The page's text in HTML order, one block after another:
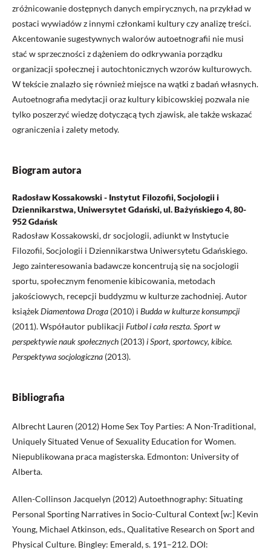
zróżnicowanie dostępnych danych empirycznych, na przykład w
postaci wywiadów z innymi członkami kultury czy analizę treści.
Akcentowanie sugestywnych walorów autoetnografii nie musi
stać w sprzeczności z dążeniem do odkrywania porządku
organizacji społecznej i autochtonicznych wzorów kulturowych.
W tekście znalazło się również miejsce na wątki z badań własnych.
Autoetnografia medytacji oraz kultury kibicowskiej pozwala nie
tylko poszerzyć wiedzę dotyczącą tych zjawisk, ale także wskazać
ograniczenia i zalety metody.
Biogram autora
Radosław Kossakowski - Instytut Filozofii, Socjologii i
Dziennikarstwa, Uniwersytet Gdański, ul. Bażyńskiego 4, 80-
952 Gdańsk
Radosław Kossakowski, dr socjologii, adiunkt w Instytucie
Filozofii, Socjologii i Dziennikarstwa Uniwersytetu Gdańskiego.
Jego zainteresowania badawcze koncentrują się na socjologii
sportu, społecznym fenomenie kibicowania, metodach
jakościowych, recepcji buddyzmu w kulturze zachodniej. Autor
książekDiamentowa Droga (2010) i Budda w kulturze konsumpcji
(2011). Współautor publikacji Futbol i cała reszta. Sport w
perspektywie nauk społecznych (2013)i Sport, sportowcy, kibice.
Perspektywa socjologiczna (2013).
Bibliografia
Albrecht Lauren (2012) Home Sex Toy Parties: A Non-Traditional,
Uniquely Situated Venue of Sexuality Education for Women.
Niepublikowana praca magisterska. Edmonton: University of
Alberta.
Allen-Collinson Jacquelyn (2012) Autoethnography: Situating
Personal Sporting Narratives in Socio-Cultural Context [w:] Kevin
Young, Michael Atkinson, eds., Qualitative Research on Sport and
Physical Culture. Bingley: Emerald, s. 191–212. DOI: